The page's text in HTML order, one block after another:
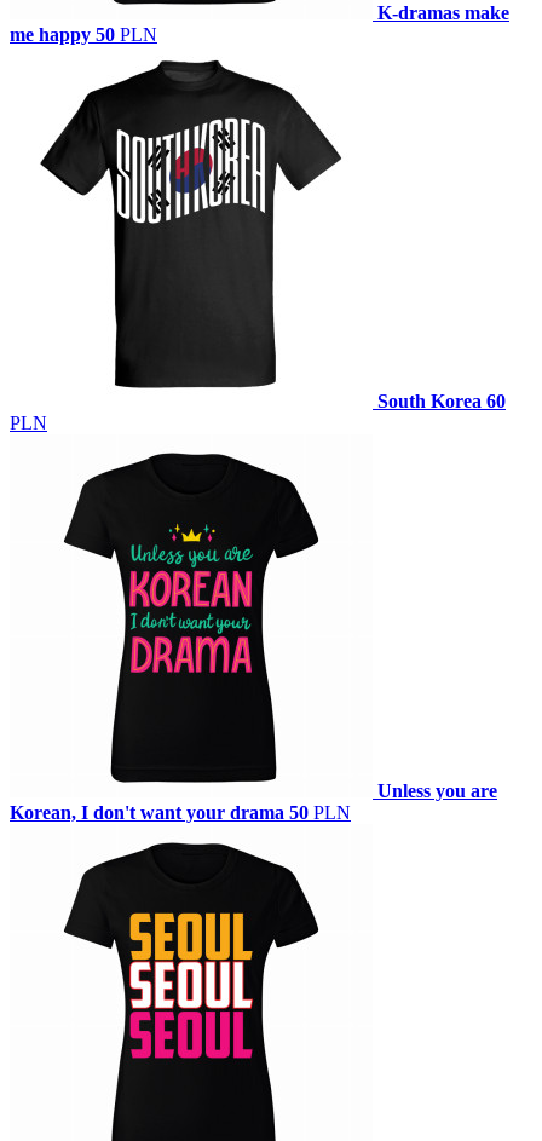
K-dramas make
me happy 50 PLN
South Korea 60
PLN
Unless you are
Korean, I don't want your drama 50 PLN